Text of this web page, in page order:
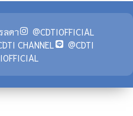
ลดา
@CDTIOFFICIAL
CHANNEL
@CDTI